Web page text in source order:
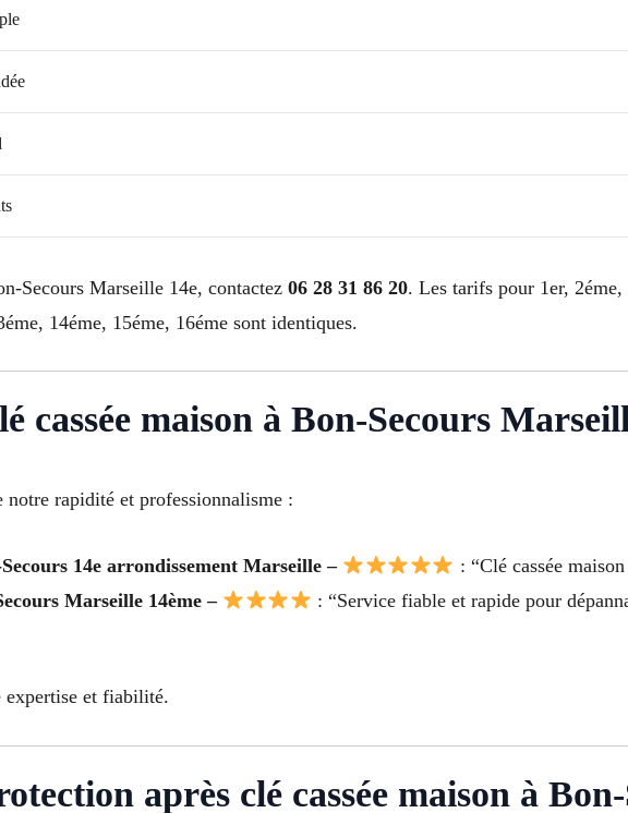
Secours Marseille 14e, contactez 06 28 31 86 20. Les tarifs pour 1er, 2éme,
14éme, 15éme, 16éme sont identiques.
cassée maison à Bon-Secours
rapidité et professionnalisme :
14e arrondissement Marseille –
: “Clé cassée
Marseille 14ème –
: “Service fiable et rapide pour
expertise et fiabilité.
après clé cassée maison à